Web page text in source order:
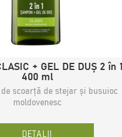
+ GEL DE DUȘ 2 în 1
400 ml
scoarță de stejar și busuioc
moldovenesc
DETALII